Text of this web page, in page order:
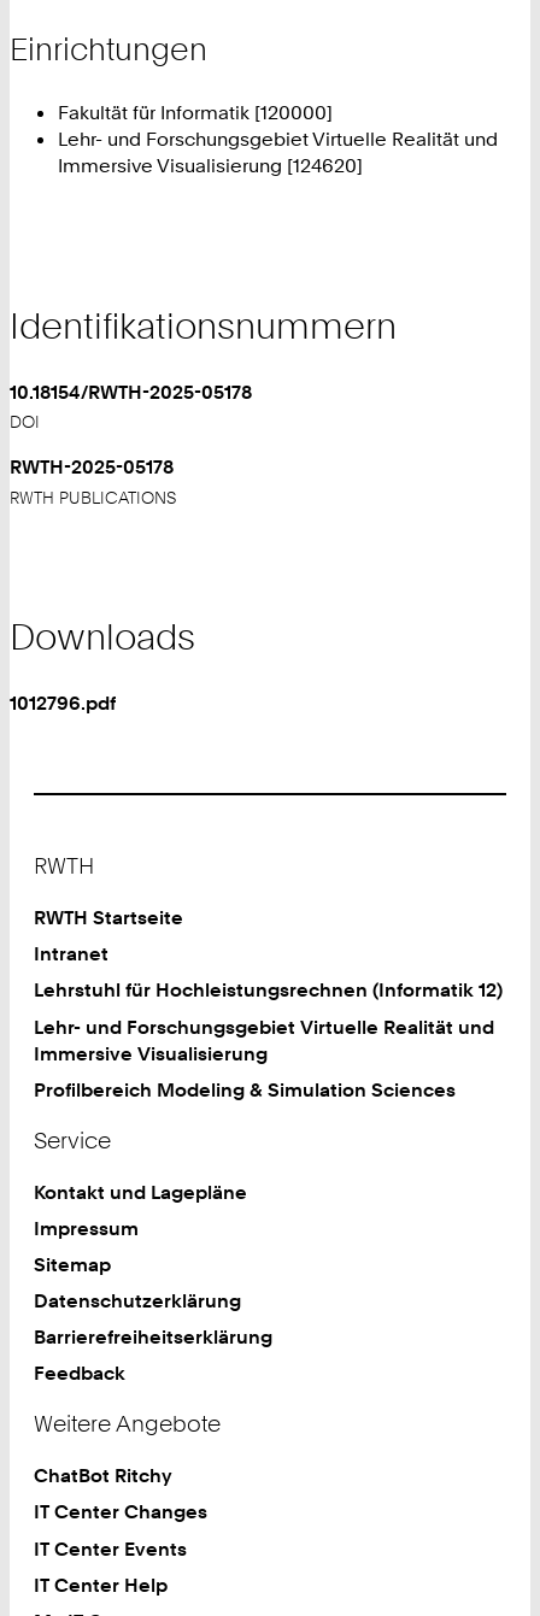
Einrichtungen
Fakultät für Informatik [120000]
Lehr- und Forschungsgebiet Virtuelle Realität und
Immersive Visualisierung [124620]
Identifikationsnummern
10.18154/RWTH-2025-05178
DOI
RWTH-2025-05178
RWTH PUBLICATIONS
Downloads
1012796.pdf
RWTH
RWTH Startseite
Intranet
Lehrstuhl für Hochleistungsrechnen (Informatik 12)
Lehr- und Forschungsgebiet Virtuelle Realität und
Immersive Visualisierung
Profilbereich Modeling & Simulation Sciences
Service
Kontakt und Lagepläne
Impressum
Sitemap
Datenschutzerklärung
Barrierefreiheitserklärung
Feedback
Weitere Angebote
ChatBot Ritchy
IT Center Changes
IT Center Events
IT Center Help